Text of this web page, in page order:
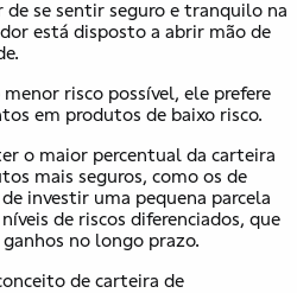
se sentir seguro e tranquilo na
está disposto a abrir mão de
risco possível, ele prefere
em produtos de baixo risco.
o maior percentual da carteira
mais seguros, como os de
investir uma pequena parcela
de riscos diferenciados, que
no longo prazo.
de carteira de